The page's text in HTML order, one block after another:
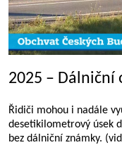
2025 – Dálniční
Řidiči mohou i nadále
desetikilometrový úsek
bez dálniční známky.